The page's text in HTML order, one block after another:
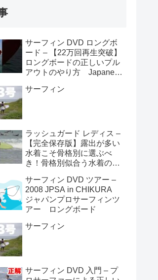
サーフィン DVD ロングボ
ード – 【22万回再生突破】
ロングボードの正しいプル
アウトのやり方 Japanese
ロングボード #shorts
サーフィン
ラッシュガード レディス –
【完全保存版】露出が多い
水着こそ骨格別に選ぶべ
き！骨格別似合う水着の選
サーフィン DVD ツアー –
2008 JPSA in CHIKURA
ジャパンプロサーフィンツ
アー ロングボード
サーフィン
サーフィン DVD 入門 – プ